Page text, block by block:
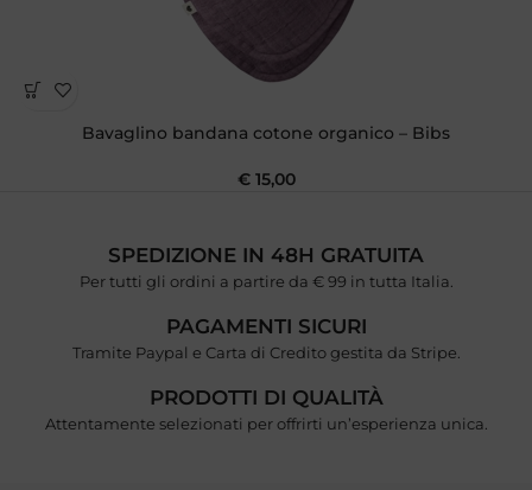
Bavaglino bandana cotone organico – Bibs
€15,00
SPEDIZIONE IN 48H GRATUITA
Per tutti gli ordini a partire da € 99 in tutta Italia.
PAGAMENTI SICURI
Tramite Paypal e Carta di Credito gestita da Stripe.
PRODOTTI DI QUALITÀ
Attentamente selezionati per offrirti un’esperienza unica.